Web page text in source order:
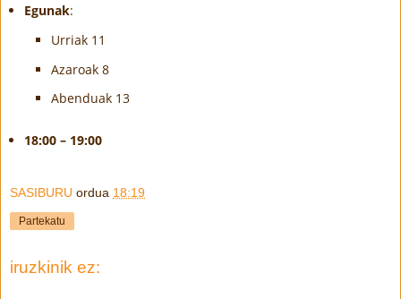
Egunak:
Urriak 11
Azaroak 8
Abenduak 13
18:00 – 19:00
SASIBURU ordua 18:19
Partekatu
iruzkinik ez: